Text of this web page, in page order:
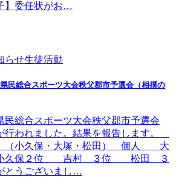
】委任状がお…
らせ生徒活動
民総合スポーツ大会秩父郡市予選会（相撲の
民総合スポーツ大会秩父郡市予選会
行われました。結果を報告します。
久保・大塚・松田） 個人 大
保２位 吉村 ３位 松田 ３
とうございまし…